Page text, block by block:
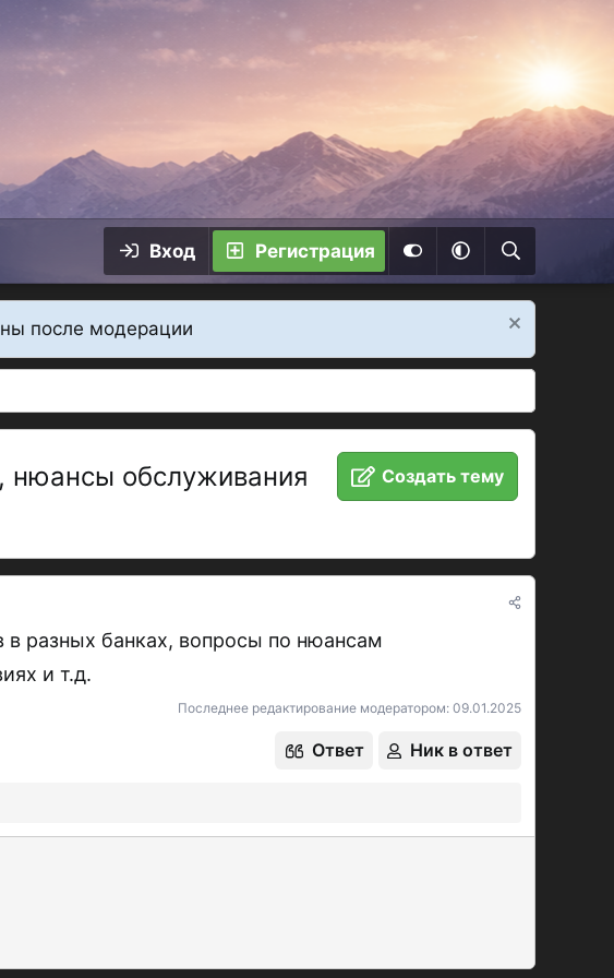
Вход Регистрация
после модерации
нюансы обслуживания
Создать тему
в разных банках, вопросы по нюансам
и т.д.
Последнее редактирование модератором: 09.01.2025
Ответ Ник в ответ